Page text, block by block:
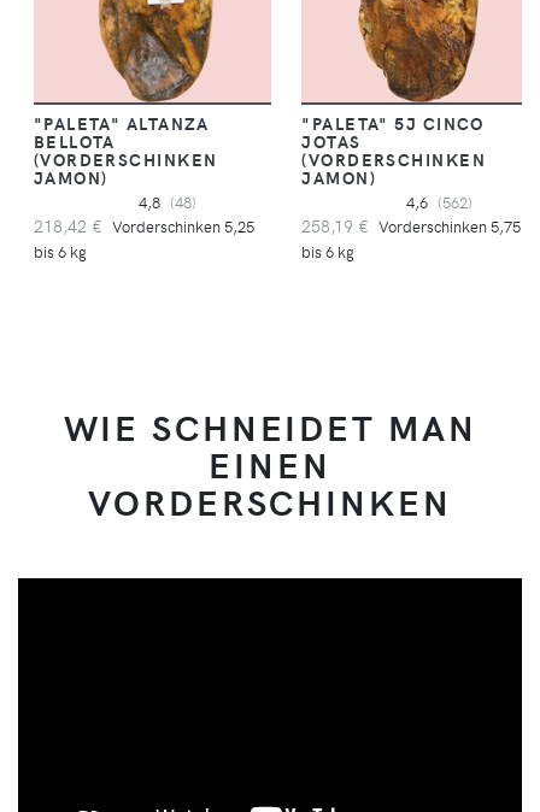
"PALETA" ALTANZA
BELLOTA
(VORDERSCHINKEN
JAMON)
4,8 (48)
218,42 € Vorderschinken 5,25
bis 6 kg
"PALETA" 5J CINCO
JOTAS
(VORDERSCHINKEN
JAMON)
4,6 (562)
258,19 € Vorderschinken 5,75
bis 6 kg
WIE SCHNEIDET MAN
EINEN
VORDERSCHINKEN